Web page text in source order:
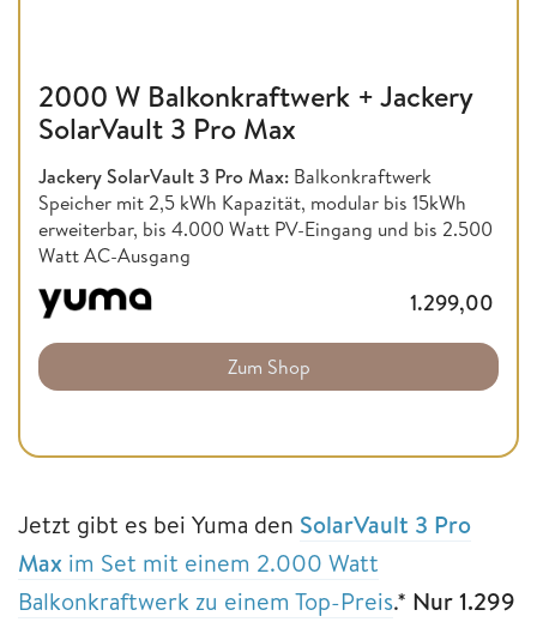
2000 W Balkonkraftwerk + Jackery
SolarVault 3 Pro Max
Jackery SolarVault 3 Pro Max: Balkonkraftwerk
Speicher mit 2,5 kWh Kapazität, modular bis 15kWh
erweiterbar, bis 4.000 Watt PV-Eingang und bis 2.500
Watt AC-Ausgang
1.299,00
Zum Shop
Jetzt gibt es bei Yuma den SolarVault 3 Pro
Max im Set mit einem 2.000 Watt
Balkonkraftwerk zu einem Top-Preis.* Nur 1.299